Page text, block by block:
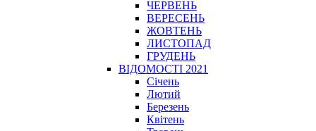
ЧЕРВЕНЬ
ВЕРЕСЕНЬ
ЖОВТЕНЬ
ЛИСТОПАД
ГРУДЕНЬ
ВІДОМОСТІ 2021
Січень
Лютий
Березень
Квітень